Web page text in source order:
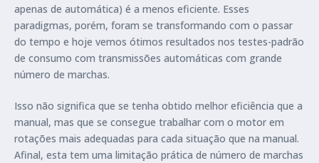
apenas de automática) é a menos eficiente. Esses
paradigmas, porém, foram se transformando com o passar
do tempo e hoje vemos ótimos resultados nos testes-padrão
de consumo com transmissões automáticas com grande
número de marchas.
Isso não significa que se tenha obtido melhor eficiência que a
manual, mas que se consegue trabalhar com o motor em
rotações mais adequadas para cada situação que na manual.
Afinal, esta tem uma limitação prática de número de marchas